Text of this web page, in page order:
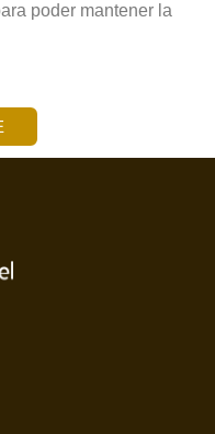
poder mantener la